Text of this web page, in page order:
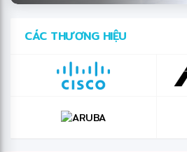
CÁC THƯƠNG HIỆU